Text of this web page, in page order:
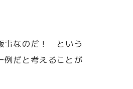
事なのだ！ という
例だと考えることが